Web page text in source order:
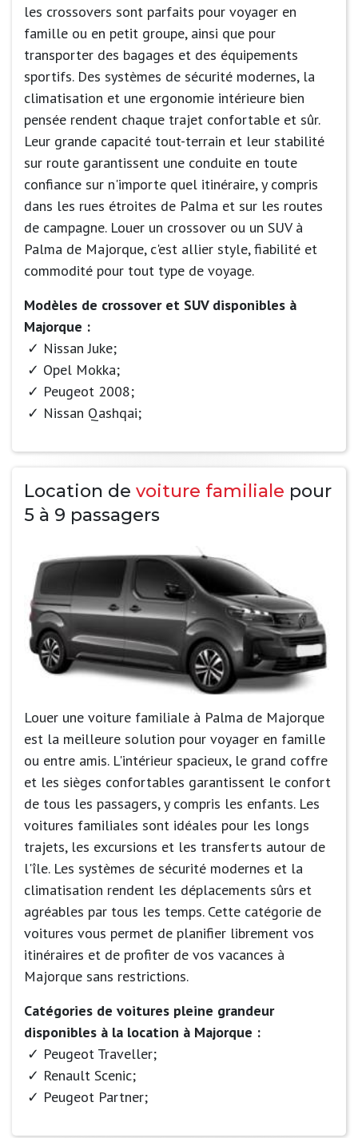
les crossovers sont parfaits pour voyager en
famille ou en petit groupe, ainsi que pour
transporter des bagages et des équipements
sportifs. Des systèmes de sécurité modernes, la
climatisation et une ergonomie intérieure bien
pensée rendent chaque trajet confortable et sûr.
Leur grande capacité tout-terrain et leur stabilité
sur route garantissent une conduite en toute
confiance sur n'importe quel itinéraire, y compris
dans les rues étroites de Palma et sur les routes
de campagne. Louer un crossover ou un SUV à
Palma de Majorque, c'est allier style, fiabilité et
commodité pour tout type de voyage.
Modèles de crossover et SUV disponibles à
Majorque :
Nissan Juke;
Opel Mokka;
Peugeot 2008;
Nissan Qashqai;
Location de voiture familiale pour
5 à 9 passagers
Louer une voiture familiale à Palma de Majorque
est la meilleure solution pour voyager en famille
ou entre amis. L'intérieur spacieux, le grand coffre
et les sièges confortables garantissent le confort
de tous les passagers, y compris les enfants. Les
voitures familiales sont idéales pour les longs
trajets, les excursions et les transferts autour de
l'île. Les systèmes de sécurité modernes et la
climatisation rendent les déplacements sûrs et
agréables par tous les temps. Cette catégorie de
voitures vous permet de planifier librement vos
itinéraires et de profiter de vos vacances à
Majorque sans restrictions.
Catégories de voitures pleine grandeur
disponibles à la location à Majorque :
Peugeot Traveller;
Renault Scenic;
Peugeot Partner;